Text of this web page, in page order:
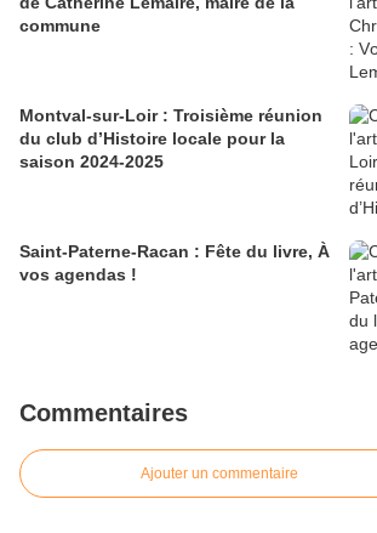
commune
Montval-sur-Loir : Troisième réunion
du club d’Histoire locale pour la
saison 2024-2025
Saint-Paterne-Racan : Fête du livre, À
vos agendas !
Commentaires
Ajouter un commentaire